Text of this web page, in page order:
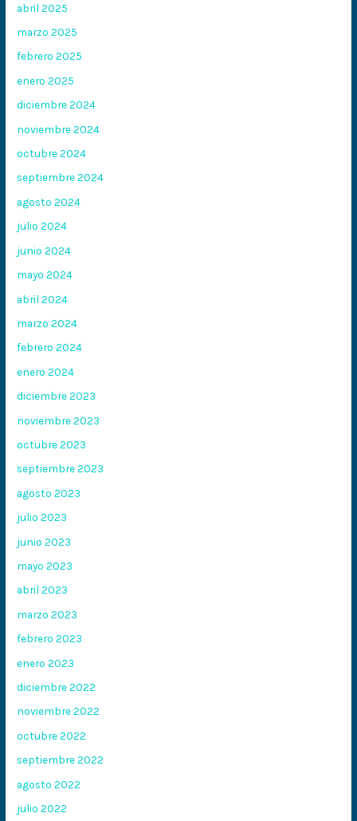
abril 2025
marzo 2025
febrero 2025
enero 2025
diciembre 2024
noviembre 2024
octubre 2024
septiembre 2024
agosto 2024
julio 2024
junio 2024
mayo 2024
abril 2024
marzo 2024
febrero 2024
enero 2024
diciembre 2023
noviembre 2023
octubre 2023
septiembre 2023
agosto 2023
julio 2023
junio 2023
mayo 2023
abril 2023
marzo 2023
febrero 2023
enero 2023
diciembre 2022
noviembre 2022
octubre 2022
septiembre 2022
agosto 2022
julio 2022